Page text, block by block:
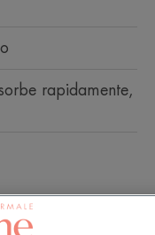
rapidamente,